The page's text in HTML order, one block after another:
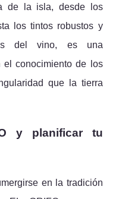
de la isla, desde los
los tintos robustos y
del vino, es una
el conocimiento de los
que la tierra
y planificar tu
en la tradición